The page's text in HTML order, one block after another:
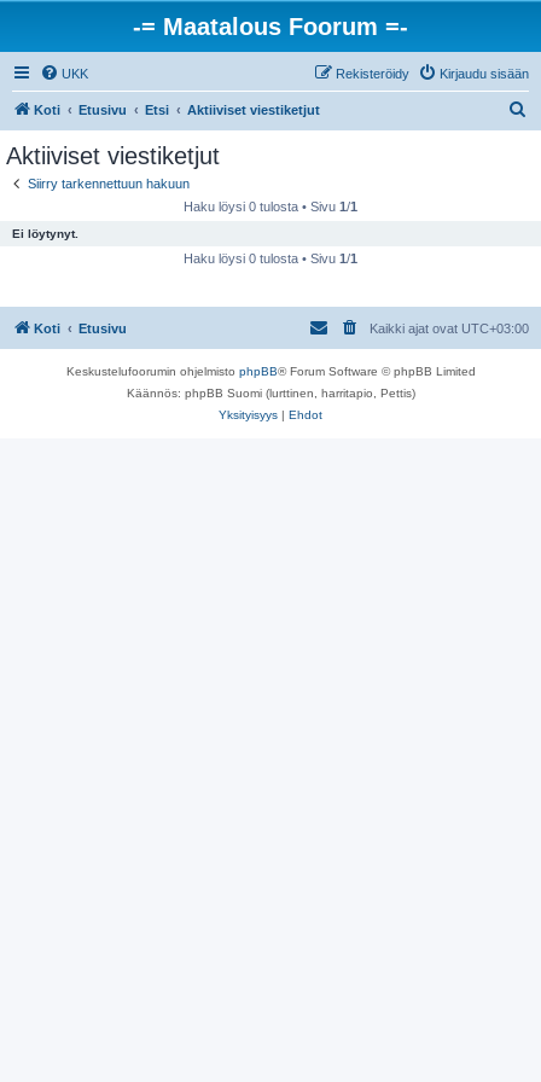
-= Maatalous Foorum =-
UKK Kirjaudu sisään
Rekisteröidy
Koti Etusivu Etsi Aktiiviset viestiketjut
Aktiiviset viestiketjut
Siirry tarkennettuun hakuun
Haku löysi 0 tulosta • Sivu 1/1
Ei löytynyt.
Haku löysi 0 tulosta • Sivu 1/1
Koti Etusivu Kaikki ajat ovat UTC+03:00
Keskustelufoorumin ohjelmisto phpBB® Forum Software © phpBB Limited
Käännös: phpBB Suomi (lurttinen, harritapio, Pettis)
Yksityisyys | Ehdot